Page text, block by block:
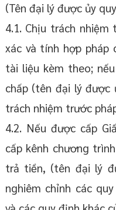
(Tên đại lý được ủy
4.1. Chịu trách
xác và tính hợp pháp
tài liệu kèm theo;
chấp (tên đại lý được
trách nhiệm trước
4.2. Nếu được cấp
cấp kênh chương
trả tiền, (tên đại lý
nghiêm chỉnh các